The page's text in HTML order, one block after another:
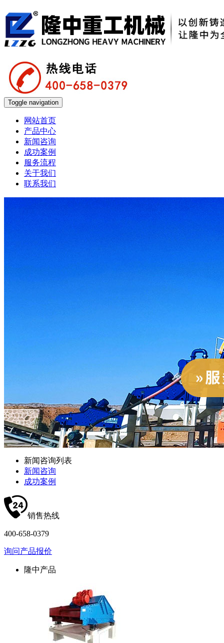
Toggle navigation
网站首页
产品中心
新闻咨询
成功案例
服务流程
关于我们
联系我们
新闻咨询列表
新闻咨询
成功案例
销售热线
400-658-0379
询问产品报价
隆中产品